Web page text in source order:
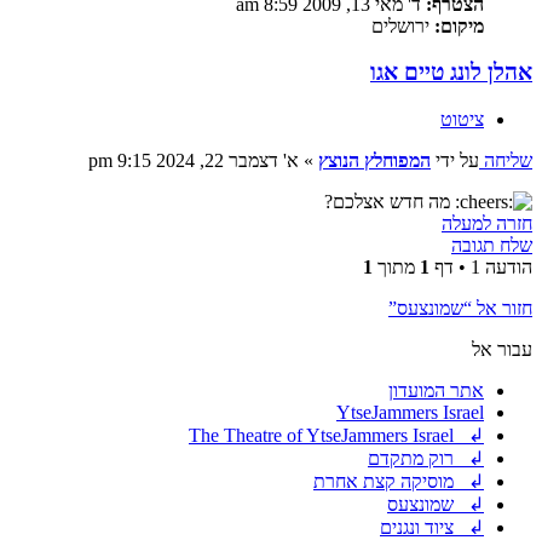
מיקום: ירושלים
אהלן לונג טיים אגו
ציטוט
שליחה על ידי המפוחלץ הנוצץ » א' דצמבר 22, 2024 9:15 pm
מה חדש אצלכם?
חזרה למעלה
שלח תגובה
הודעה 1 • דף
1 מתוך 1
חזור אל “שמונצעס”
עבור אל
אתר המועדון
YtseJammers Israel
↲ The Theatre of YtseJammers Israel
↲ רוק מתקדם
↲ מוסיקה קצת אחרת
↲ שמונצעס
↲ ציוד ונגנים